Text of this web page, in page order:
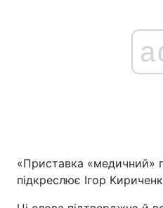
«Приставка «медичний»
підкреслює Ігор